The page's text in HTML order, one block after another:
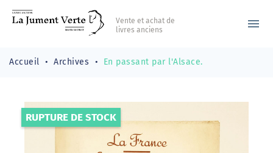
Vente et achat de
livres anciens
menu
Accueil Archives En passant par l'Alsace.
RUPTURE DE STOCK